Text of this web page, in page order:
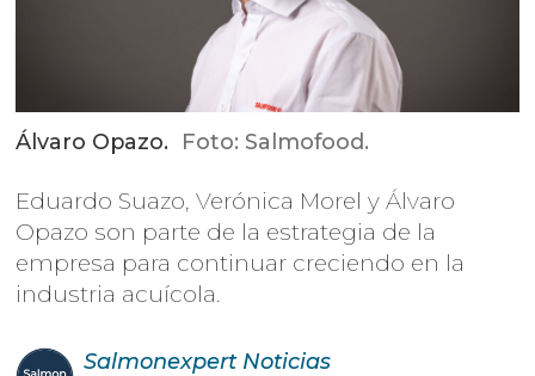
Álvaro Opazo. Foto: Salmofood.
Eduardo Suazo, Verónica Morel y Álvaro
Opazo son parte de la estrategia de la
empresa para continuar creciendo en la
industria acuícola.
Salmonexpert Noticias